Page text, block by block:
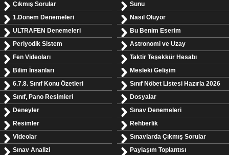
Çıkmış Sorular
1.Dönem Denemeleri
ULTRAFEN Denemeleri
Periyodik Sistem
Fen Videoları
Bilim İnsanları
6.7.8. Sınıf Konu Özetleri
Sınıf, Pano Resimleri
Deneyler
Resimler
Videolar
Sınav Analizi
Sunu
Nasıl Oluyor
Bu Benim Eserim
Astronomi ve Uzay
Taktir Teşekkür Hesabı
Mesleki Gelişim
Sınıf Nöbet Listesi Hazırla 2026
Dosyalar
Sınav Denemeleri
Rehberlik
Sınavlarda Çıkmış Sorular
Paylaşım Toplantısı